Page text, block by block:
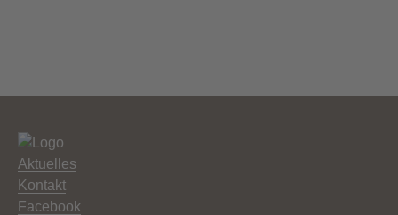
Aktuelles
Kontakt
Facebook